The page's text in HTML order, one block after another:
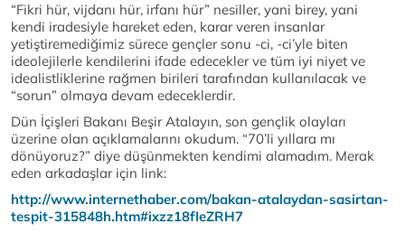
“Fikri hür, vijdanı hür, irfanı hür” nesiller, yani birey, yani
kendi iradesiyle hareket eden, karar veren insanlar
yetiştiremediğimiz sürece gençler sonu -ci, -ci’yle biten
ideolejilerle kendilerini ifade edecekler ve tüm iyi niyet ve
idealistliklerine rağmen birileri tarafından kullanılacak ve
“sorun” olmaya devam edeceklerdir.
Dün İçişleri Bakanı Beşir Atalayın, son gençlik olayları
üzerine olan açıklamalarını okudum. “70’li yıllara mı
dönüyoruz?” diye düşünmekten kendimi alamadım. Merak
eden arkadaşlar için link:
http://www.internethaber.com/bakan-atalaydan-sasirtan-
tespit-315848h.htm#ixzz18fIeZRH7